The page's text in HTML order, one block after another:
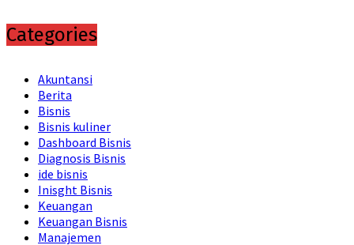
Categories
Akuntansi
Berita
Bisnis
Bisnis kuliner
Dashboard Bisnis
Diagnosis Bisnis
ide bisnis
Inisght Bisnis
Keuangan
Keuangan Bisnis
Manajemen